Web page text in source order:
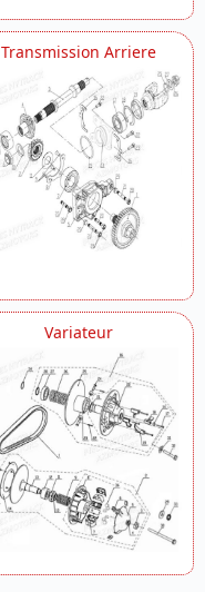
Transmission Arriere
Variateur